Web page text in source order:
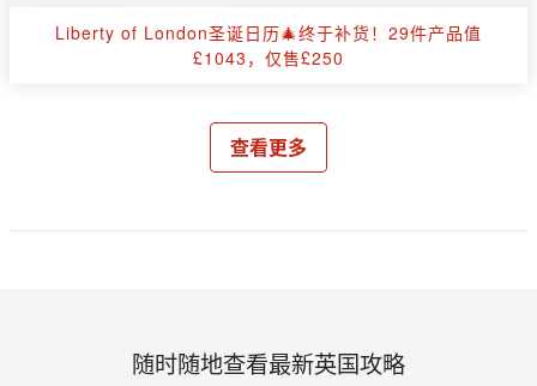
Liberty of London圣诞日历🎄终于补货！29件产品值
£1043，仅售£250
查看更多
随时随地查看最新英国攻略